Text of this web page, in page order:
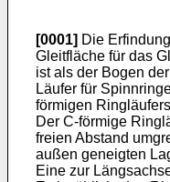
[0001] Die
Gleitfläche für das
ist als der Bogen
Läufer für
förmigen
Der C-förmige
freien Abstand
außen geneigten
Eine zur